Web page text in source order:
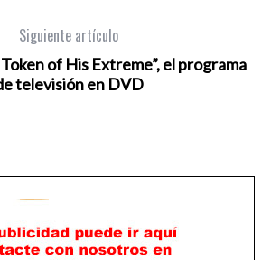
Siguiente artículo
of His Extreme”, el programa
televisión en DVD